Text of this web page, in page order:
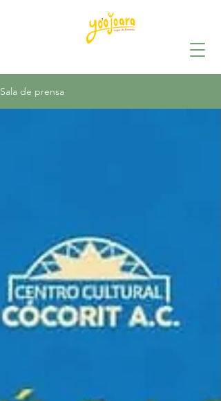
Sala de prensa